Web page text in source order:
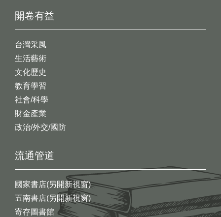
開卷有益
台灣采風
生活藝術
文化歷史
教育學習
社會/科學
財金產業
政治/外交/國防
流通管道
國家書店(另開新視窗)
五南書店(另開新視窗)
寄存圖書館